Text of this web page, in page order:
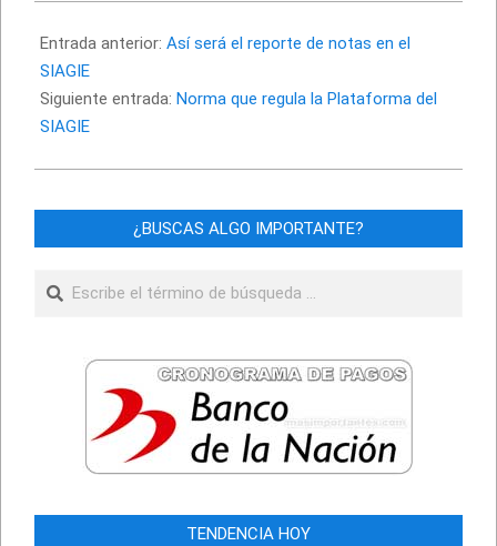
11-
02
Entrada anterior: Así será el reporte de notas en el
SIAGIE
Siguiente entrada: Norma que regula la Plataforma del
SIAGIE
¿BUSCAS ALGO IMPORTANTE?
Buscar
TENDENCIA HOY